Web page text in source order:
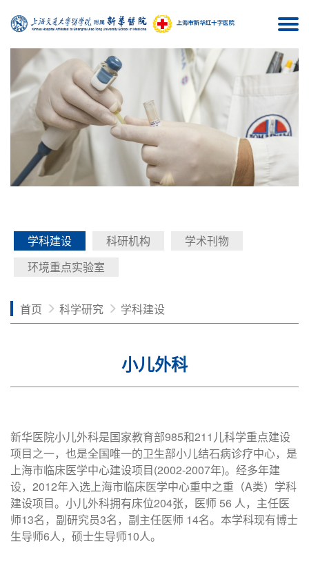
学科建设 科研机构
学术刊物
环境重点实验室
首页 科学研究 学科建设
小儿外科
新华医院小儿外科是国家教育部985和211儿科学重点建设
项目之一，也是全国唯一的卫生部小儿结石病诊疗中心，是
上海市临床医学中心建设项目(2002-2007年)。经多年建
设，2012年入选上海市临床医学中心重中之重（A类）学科
建设项目。小儿外科拥有床位204张，医师 56 人，主任医
师13名，副研究员3名，副主任医师 14名。本学科现有博士
生导师6人，硕士生导师10人。